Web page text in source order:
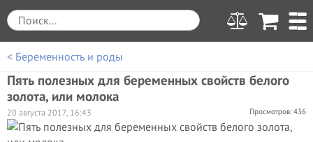
< Беременность и роды
Пять полезных для беременных свойств белого
золота, или молока
Просмотров: 436
20 августа 2017, 16:43